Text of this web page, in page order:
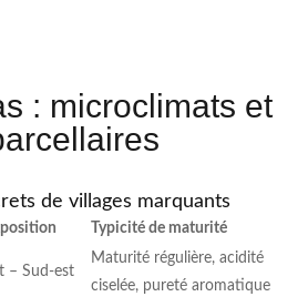
: microclimats et
de villages marquants
Typicité de maturité
– Sud-est
Maturité régulière, acidité
ciselée, pureté aromatique